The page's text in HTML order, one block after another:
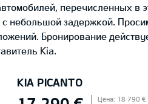
перечисленных в
с небольшой задержкой.
Бронирование
Kia.
KIA PICANTO
Цена: 18 790 €